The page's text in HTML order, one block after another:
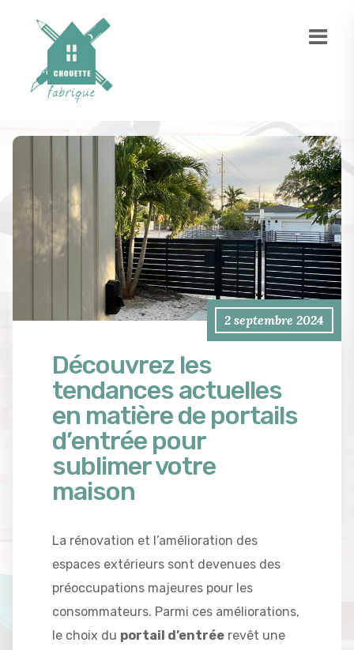
2 septembre 2024
Découvrez les
tendances actuelles
en matière de portails
d’entrée pour
sublimer votre
maison
La rénovation et l’amélioration des
espaces extérieurs sont devenues des
préoccupations majeures pour les
consommateurs. Parmi ces améliorations,
le choix du portail d’entrée revêt une